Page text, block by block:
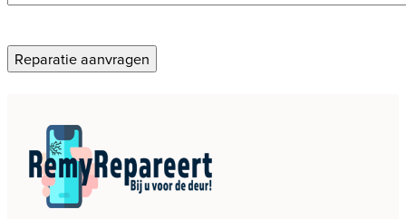
Reparatie aanvragen